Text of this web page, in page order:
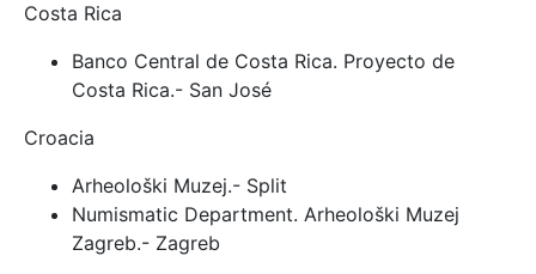
Costa Rica
Banco Central de Costa Rica. Proyecto de
Costa Rica.- San José
Croacia
Arheološki Muzej.- Split
Numismatic Department. Arheološki Muzej
Zagreb.- Zagreb